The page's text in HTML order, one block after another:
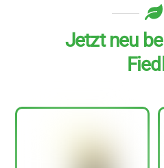
Jetzt neu